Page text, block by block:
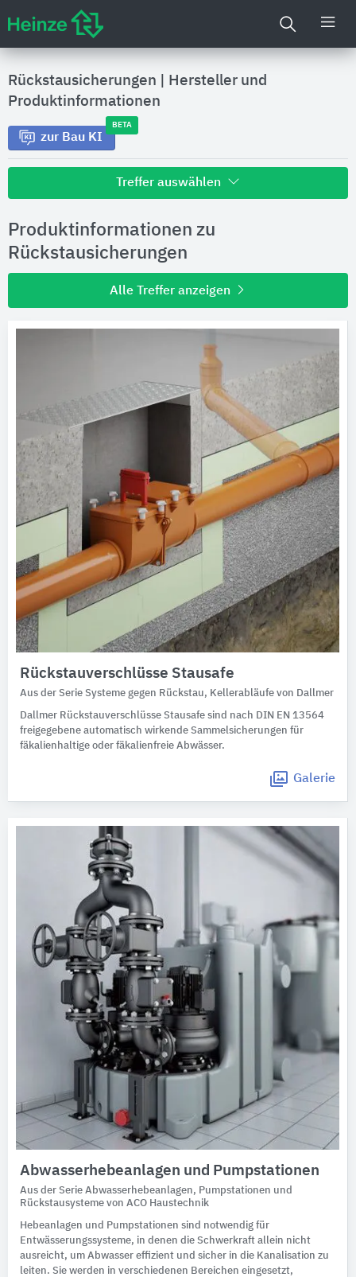
Rückstausicherungen
Hersteller und
Produktinformationen
zur Bau KI
BETA
Treffer auswählen
Hersteller
Produktinformationen
Ausschreibungstexte
CAD-Details
Architekturobjekte
Expertenprofile
Produktinformationen zu
Rückstausicherungen
Alle Treffer anzeigen
Rückstauverschlüsse Stausafe
Aus der Serie Systeme gegen Rückstau, Kellerabläufe von Dallmer
Dallmer Rückstauverschlüsse Stausafe sind nach DIN EN 13564
freigegebene automatisch wirkende Sammelsicherungen für
fäkalienhaltige oder fäkalienfreie Abwässer.
Galerie
Abwasserhebeanlagen und Pumpstationen
Aus der Serie Abwasserhebeanlagen, Pumpstationen und
Rückstausysteme von ACO Haustechnik
Hebeanlagen und Pumpstationen sind notwendig für
Entwässerungssysteme, in denen die Schwerkraft allein nicht
ausreicht, um Abwasser effizient und sicher in die Kanalisation zu
leiten. Sie werden in verschiedenen Bereichen eingesetzt,